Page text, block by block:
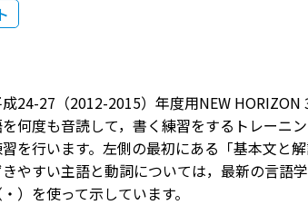
24-27（2012-2015）年度用NEW
何度も音読して，書く練習をするトレーニ
を行います。左側の最初にある「基本文と
やすい主語と動詞については，最新の言語
・）を使って示しています。